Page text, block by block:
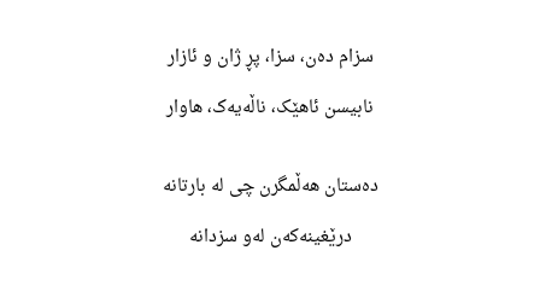
سزام دەن، سزا، پڕ ژان و ئازار
نابیسن ئاهێک، ناڵەیەک، هاوار
دەستان هەڵمگرن چی لە بارتانە
درێغینەکەن لەو سزدانە